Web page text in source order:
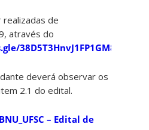
de
através do
38D5T3HnvJ1FP1GM8
deverá observar os
2.1 do edital.
– Edital de